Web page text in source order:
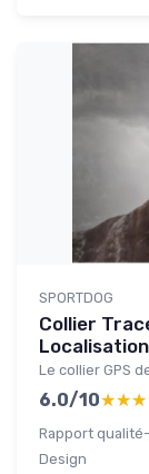
SPORTDOG
Collier
Localisation
Le collier GPS
6.0/10
Rapport
Design